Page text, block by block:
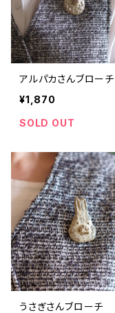
アルパカさんブローチ
¥1,870
SOLD OUT
うさぎさんブローチ